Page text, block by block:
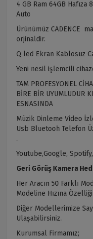
4 GB Ram 64GB
Auto
Ürünümüz CADENCE
orjinaldir.
Q led Ekran Kablosuz
Yeni nesil işlemcili
TAM PROFESYONEL
BİRE BİR UYUMLUDUR
ESNASINDA
Müzik Dinleme Video
Usb Bluetooh Telefon
.
Youtube,Google,
Geri Görüş Kamera
Her Aracın 50 Farklı
Modeline Hızına
Diğer Modellerimize
Ulaşabilirsiniz.
Kurumsal Firmamız;